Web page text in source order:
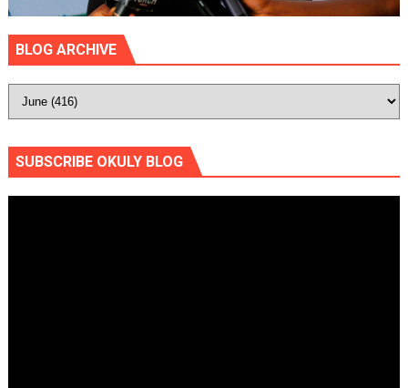
BLOG ARCHIVE
SUBSCRIBE OKULY BLOG